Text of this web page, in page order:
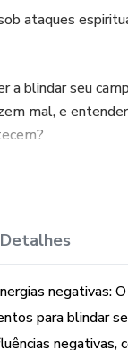
ataques
a blindar seu
mal, e
definida com
informações,
a data do
Detalhes
negativas:
para blindar
negativas,